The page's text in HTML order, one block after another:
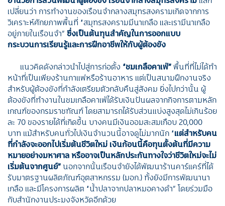
เปลี่ยนว่า การทำงานของเรือนจำกลางสมุทรสงครามเกิดจากการ
วิเคราะห์ศักยภาพพื้นที่ “สมุทรสงครามมีนาเกลือ และเรามีนาเกลือ
อยู่ภายในเรือนจำ” ซึ่งเป็นต้นทุนสำคัญในการออกแบบ
กระบวนการเรียนรู้และการฝึกอาชีพให้กับผู้ต้องขัง
แนวคิดดังกล่าวนำไปสู่การก่อตั้ง “ชมเกลือคาเฟ่”พื้นที่ที่ไม่ได้ทำ
หน้าที่เป็นเพียงร้านกาแฟหรือร้านอาหาร แต่เป็นสนามฝึกงานจริง
สำหรับผู้ต้องขังที่กำลังเตรียมตัวกลับคืนสู่สังคม ยิ่งไปกว่านั้น ผู้
ต้องขังที่ทำงานในชมเกลือคาเฟ่ได้รับเงินปันผลจากกิจการตามหลัก
เกณฑ์ของกรมราชทัณฑ์ โดยสามารถได้รับส่วนแบ่งสูงสุดไม่เกินร้อย
ละ 70 ของรายได้ที่เกิดขึ้น บางคนมีเงินออมสะสมเกือบ 20,000
บาท แม้สำหรับคนทั่วไปเงินจำนวนนี้อาจดูไม่มากนัก “แต่สำหรับคน
ที่กำลังจะออกไปเริ่มต้นชีวิตใหม่ เงินก้อนนี้คือทุนตั้งต้นที่มีความ
หมายอย่างมหาศาล หรืออาจเป็นหลักประกันทางใจว่าชีวิตใหม่จะไม่
เริ่มต้นจากศูนย์” นอกจากนั้นเรือนจำยังได้พัฒนาร้านคาร์แคร์ที่ได้
รับมาตรฐานผลิตภัณฑ์อุตสาหกรรม (มอก.) ทั้งยังมีการพัฒนานา
เกลือ และมีโครงการผลิต “น้ำปลาจากปลาหมอคางดำ” โดยร่วมมือ
กับสำนักงานประมงจังหวัดอีกด้วย